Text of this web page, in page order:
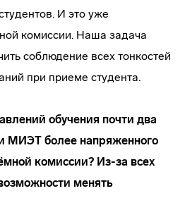
И это уже
комиссии. Наша задача
соблюдение всех тонкостей
при приеме студента.
обучения почти два
МИЭТ более напряженного
комиссии? Из-за всех
менять